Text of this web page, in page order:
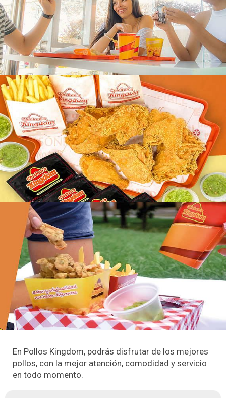
En Pollos Kingdom, podrás disfrutar de los mejores
pollos, con la mejor atención, comodidad y servicio
en todo momento.